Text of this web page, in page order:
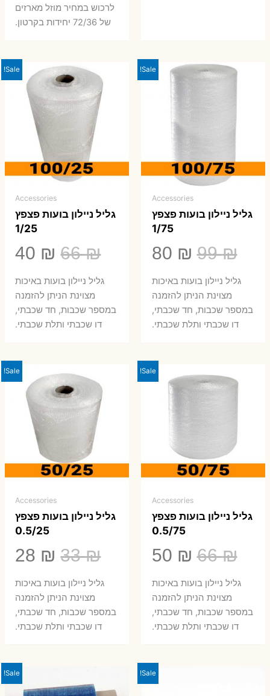
לרכוש במחיר מוזל מארזים
של 72/36 יחידות בקרטון.
Sale!
Accessories
גליל ניילון בועות פצפץ
1/75
99₪
המחיר
המקורי
היה:
99 ₪.
80 ₪
הנוכחיגליל ניילון בועות באיכות
מצוינת הניתן להזמנה
במספר שכבות, חד שכבתי,
דו שכבתי ותלת שכבתי.
Sale!
Accessories
גליל ניילון בועות פצפץ
1/25
66₪
המחיר
המקורי
היה:
66 ₪.
40 ₪
₪.
גליל ניילון בועות באיכות
מצוינת הניתן להזמנה
במספר שכבות, חד שכבתי,
דו שכבתי ותלת שכבתי.
Sale!
Accessories
גליל ניילון בועות פצפץ
0.5/75
66₪
המחיר
המקורי
היה:
66 ₪.
50 ₪
הנוכחיגליל ניילון בועות באיכות
מצוינת הניתן להזמנה
במספר שכבות, חד שכבתי,
דו שכבתי ותלת שכבתי.
Sale!
Accessories
גליל ניילון בועות פצפץ
0.5/25
33₪
המחיר
המקורי
היה:
33 ₪.
28 ₪
₪.
גליל ניילון בועות באיכות
מצוינת הניתן להזמנה
במספר שכבות, חד שכבתי,
דו שכבתי ותלת שכבתי.
Sale!
Sale!